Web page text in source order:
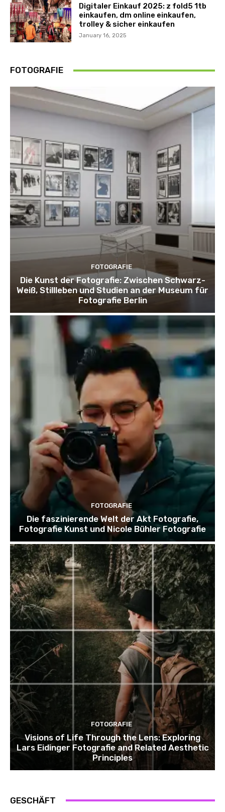
Digitaler Einkauf 2025: z fold5 1tb
einkaufen, dm online einkaufen,
trolley & sicher einkaufen
January 16, 2025
FOTOGRAFIE
FOTOGRAFIE
Die Kunst der Fotografie: Zwischen Schwarz-
Weiß, Stillleben und Studien an der Museum für
Fotografie Berlin
FOTOGRAFIE
Die faszinierende Welt der Akt Fotografie,
Fotografie Kunst und Nicole Bühler Fotografie
FOTOGRAFIE
Visions of Life Through the Lens: Exploring
Lars Eidinger Fotografie and Related Aesthetic
Principles
GESCHÄFT